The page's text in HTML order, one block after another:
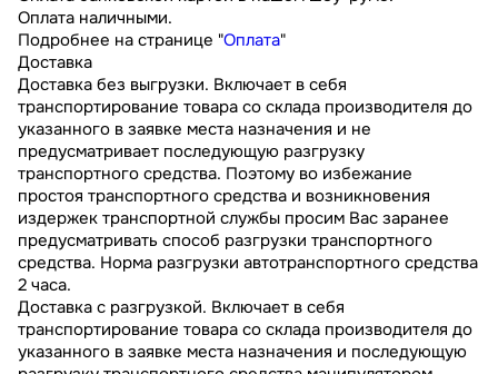
Оплата наличными.
Подробнее на странице "Оплата"
Доставка
Доставка без выгрузки. Включает в себя
транспортирование товара со склада производителя до
указанного в заявке места назначения и не
предусматривает последующую разгрузку
транспортного средства. Поэтому во избежание
простоя транспортного средства и возникновения
издержек транспортной службы просим Вас заранее
предусматривать способ разгрузки транспортного
средства. Норма разгрузки автотранспортного средства
2 часа.
Доставка с разгрузкой. Включает в себя
транспортирование товара со склада производителя до
указанного в заявке места назначения и последующую